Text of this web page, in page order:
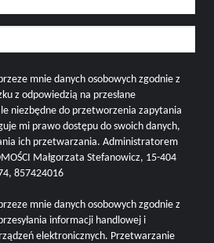
mnie danych osobowych zgodnie z
z odpowiedzią na przesłane
niezbędne do przetworzenia zapytania
mi prawo dostępu do swoich danych,
ich przetwarzania. Administratorem
Małgorzata Stefanowicz, 15-404
857424016
mnie danych osobowych zgodnie z
informacji handlowej i
elektronicznych. Przetwarzanie